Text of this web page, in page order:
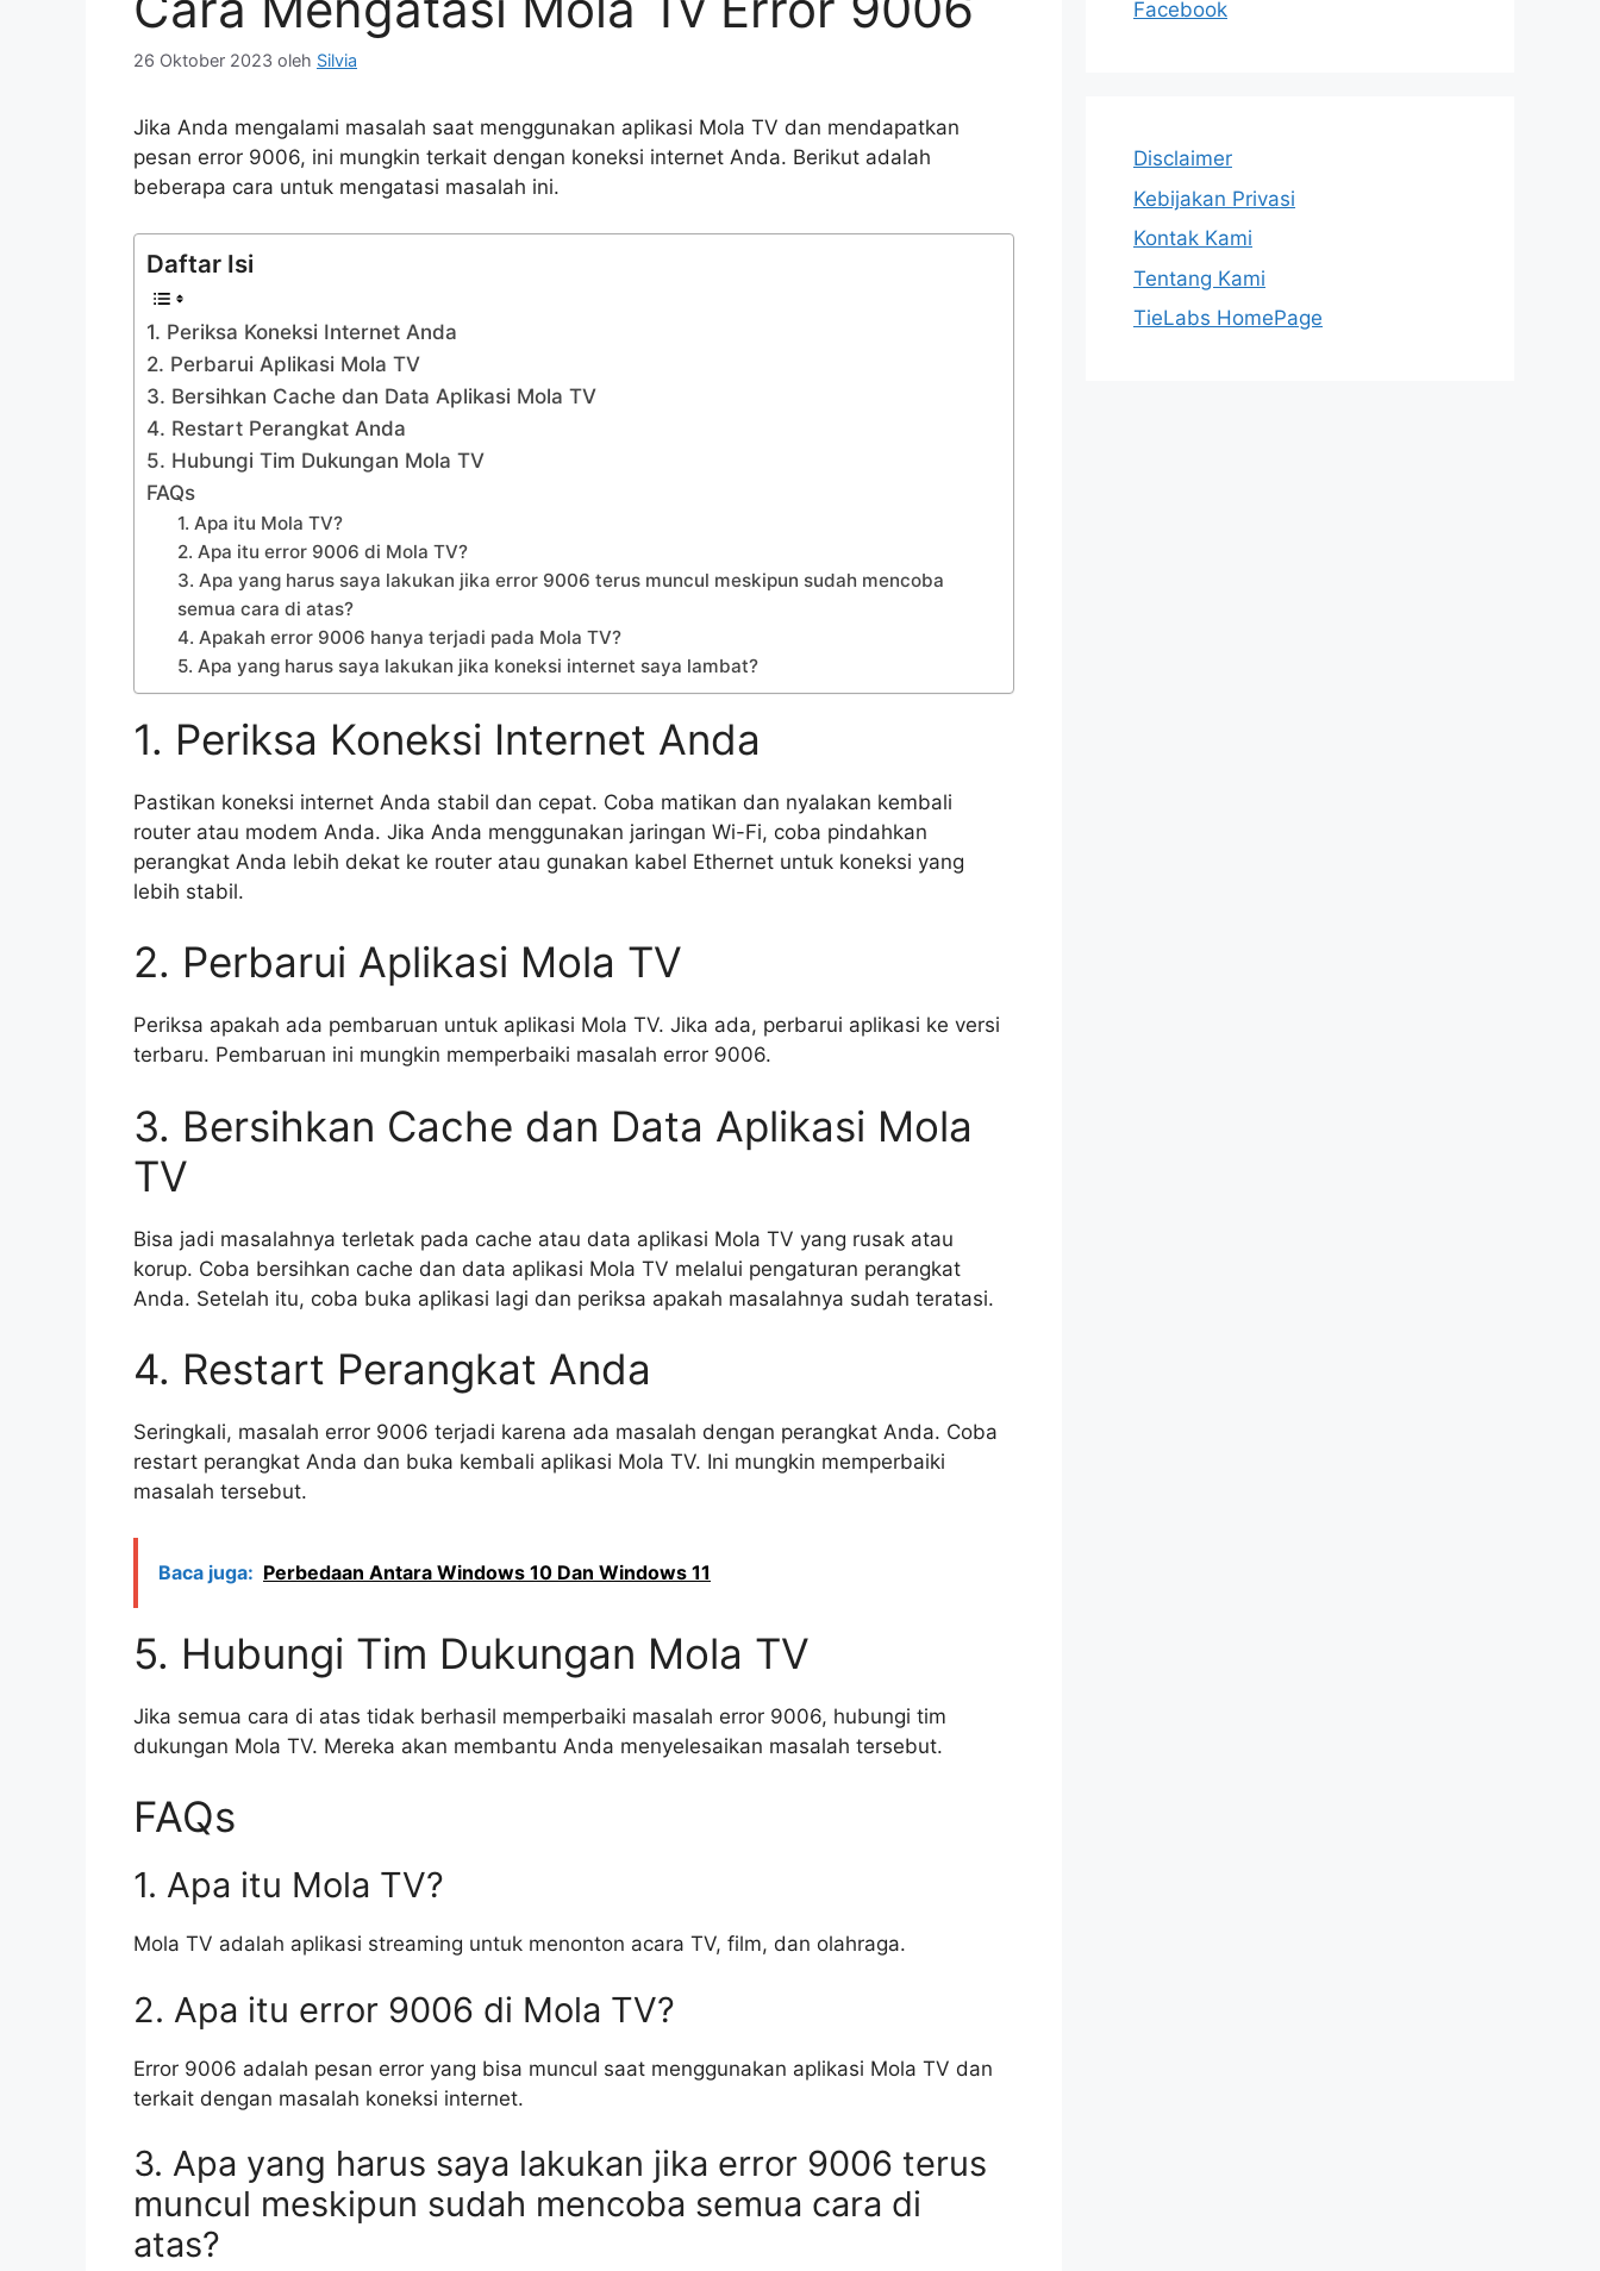
26 Oktober 2023 oleh Silvia
Jika Anda mengalami masalah saat menggunakan aplikasi Mola TV dan mendapatkan
pesan error 9006, ini mungkin terkait dengan koneksi internet Anda. Berikut adalah
beberapa cara untuk mengatasi masalah ini.
Daftar Isi
1. Periksa Koneksi Internet Anda
2. Perbarui Aplikasi Mola TV
3. Bersihkan Cache dan Data Aplikasi Mola TV
4. Restart Perangkat Anda
5. Hubungi Tim Dukungan Mola TV
FAQs
1. Apa itu Mola TV?
2. Apa itu error 9006 di Mola TV?
3. Apa yang harus saya lakukan jika error 9006 terus muncul meskipun sudah mencoba
semua cara di atas?
4. Apakah error 9006 hanya terjadi pada Mola TV?
5. Apa yang harus saya lakukan jika koneksi internet saya lambat?
1. Periksa Koneksi Internet Anda
Pastikan koneksi internet Anda stabil dan cepat. Coba matikan dan nyalakan kembali
router atau modem Anda. Jika Anda menggunakan jaringan Wi-Fi, coba pindahkan
perangkat Anda lebih dekat ke router atau gunakan kabel Ethernet untuk koneksi yang
lebih stabil.
2. Perbarui Aplikasi Mola TV
Periksa apakah ada pembaruan untuk aplikasi Mola TV. Jika ada, perbarui aplikasi ke versi
terbaru. Pembaruan ini mungkin memperbaiki masalah error 9006.
3. Bersihkan Cache dan Data Aplikasi Mola
TV
Bisa jadi masalahnya terletak pada cache atau data aplikasi Mola TV yang rusak atau
korup. Coba bersihkan cache dan data aplikasi Mola TV melalui pengaturan perangkat
Anda. Setelah itu, coba buka aplikasi lagi dan periksa apakah masalahnya sudah teratasi.
4. Restart Perangkat Anda
Seringkali, masalah error 9006 terjadi karena ada masalah dengan perangkat Anda. Coba
restart perangkat Anda dan buka kembali aplikasi Mola TV. Ini mungkin memperbaiki
masalah tersebut.
Baca juga: Perbedaan Antara Windows 10 Dan Windows 11
5. Hubungi Tim Dukungan Mola TV
Jika semua cara di atas tidak berhasil memperbaiki masalah error 9006, hubungi tim
dukungan Mola TV. Mereka akan membantu Anda menyelesaikan masalah tersebut.
FAQs
1. Apa itu Mola TV?
Mola TV adalah aplikasi streaming untuk menonton acara TV, film, dan olahraga.
2. Apa itu error 9006 di Mola TV?
Error 9006 adalah pesan error yang bisa muncul saat menggunakan aplikasi Mola TV dan
terkait dengan masalah koneksi internet.
3. Apa yang harus saya lakukan jika error 9006 terus
muncul meskipun sudah mencoba semua cara di
atas?
Facebook
Disclaimer
Kebijakan Privasi
Kontak Kami
Tentang Kami
TieLabs HomePage